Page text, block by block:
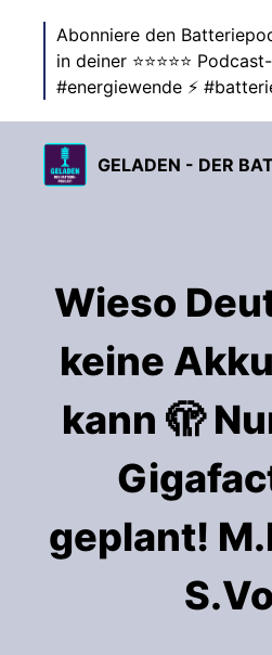
Abonniere den
in deiner ⭐⭐⭐⭐⭐
#energiewende ⚡
Wieso
keine
kann 🫣
geplant!